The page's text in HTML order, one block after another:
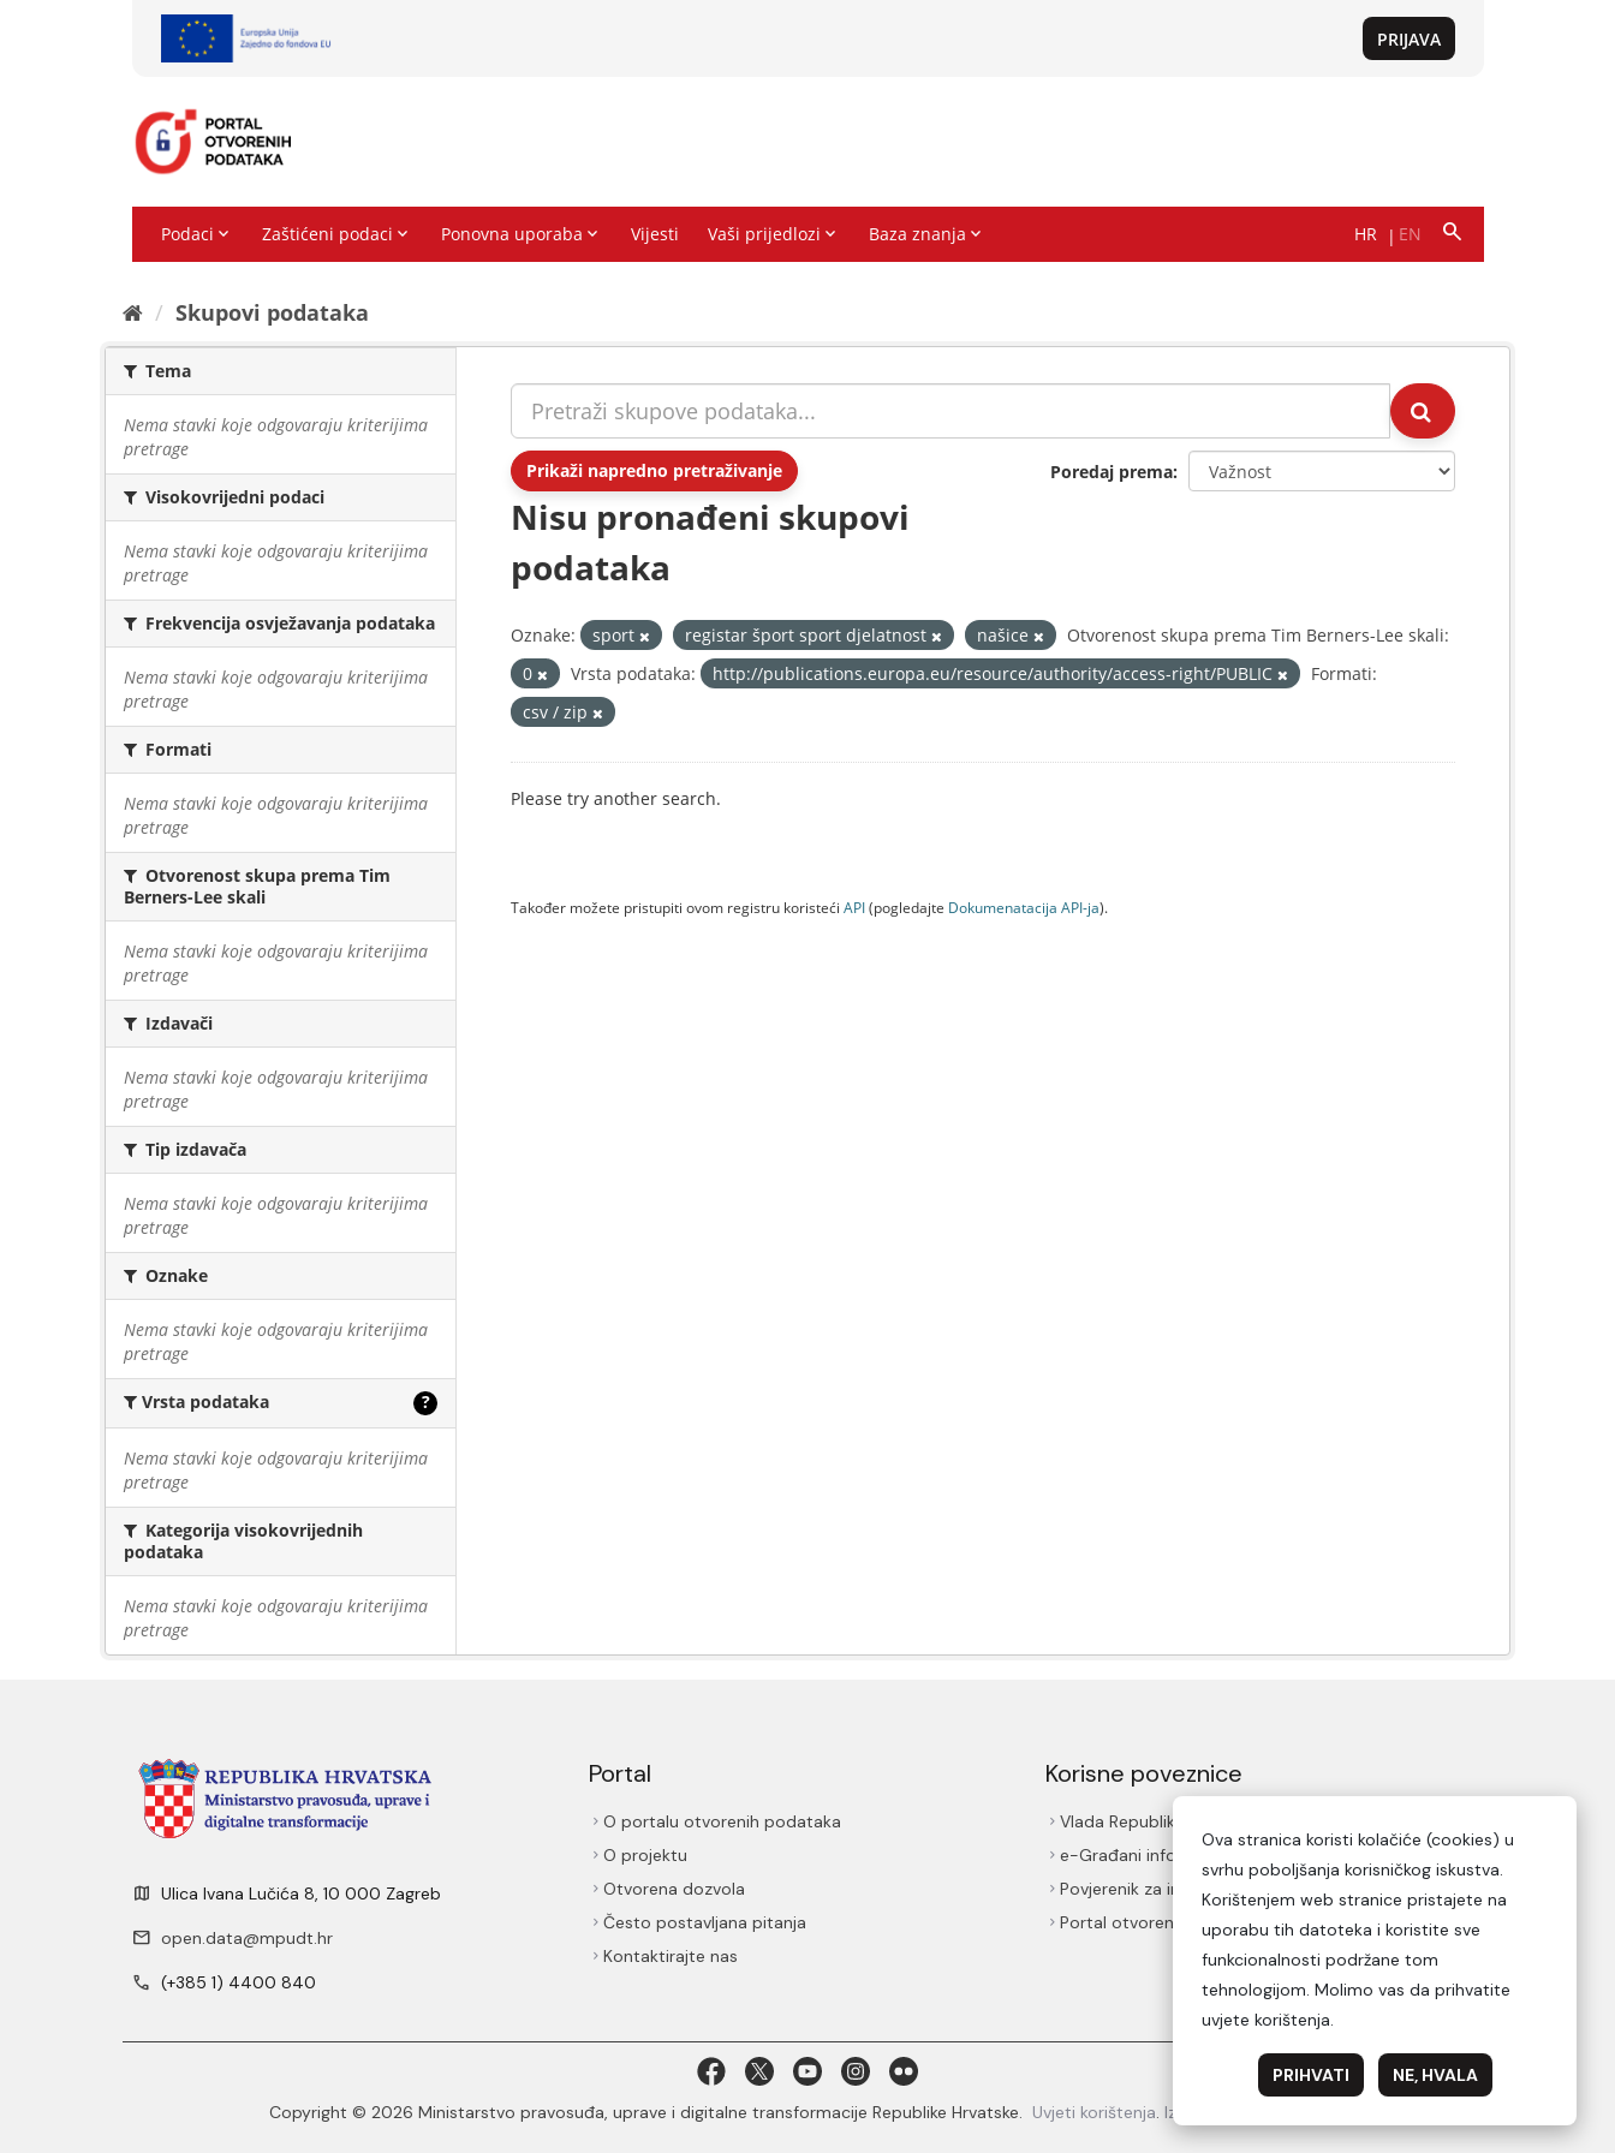
Skupovi podаtаkа
Tema
Nema stavki koje odgovaraju kriterijima
pretrage
Visokovrijedni podaci
Nema stavki koje odgovaraju kriterijima
pretrage
Frekvencija osvježavanja podataka
Nema stavki koje odgovaraju kriterijima
pretrage
Formati
Nema stavki koje odgovaraju kriterijima
pretrage
Otvorenost skupa prema Tim
Berners-Lee skali
Nema stavki koje odgovaraju kriterijima
pretrage
Izdavači
Nema stavki koje odgovaraju kriterijima
pretrage
Tip izdavača
Nema stavki koje odgovaraju kriterijima
pretrage
Oznake
Nema stavki koje odgovaraju kriterijima
pretrage
Vrsta podataka ?
Nema stavki koje odgovaraju kriterijima
pretrage
Kategorija visokovrijednih
podataka
Nema stavki koje odgovaraju kriterijima
pretrage
Prikaži napredno pretraživanje Poredaj prema
Nisu pronađeni skupovi
podataka
Oznake: sport registar šport sport djelatnost našice
Otvorenost skupa prema Tim Berners-Lee skali:
0
Vrsta podataka: http://publications.europa.eu/resource/authority/access-right/PUBLIC
Formati:
csv / zip
Please try another search.
Također možete pristupiti ovom registru koristeći API(pogledajte Dokumenаtаcijа API-jа).